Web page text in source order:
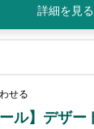
詳細を見る
せる
ール】デザ